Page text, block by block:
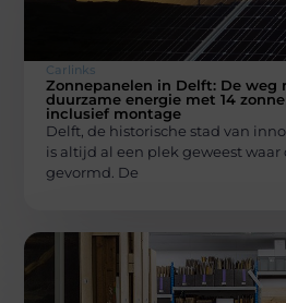
Carlinks
Zonnepanelen in Delft: De weg
duurzame energie met 14
inclusief montage
Delft, de historische stad van
is altijd al een plek geweest
gevormd. De